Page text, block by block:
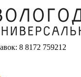
8 8172 759212